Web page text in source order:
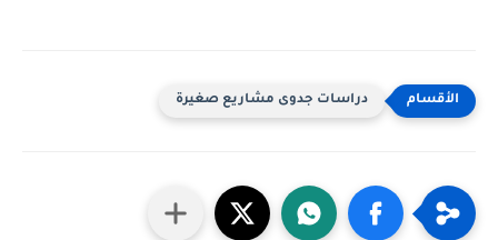
دراسات جدوى مشاريع صغيرة